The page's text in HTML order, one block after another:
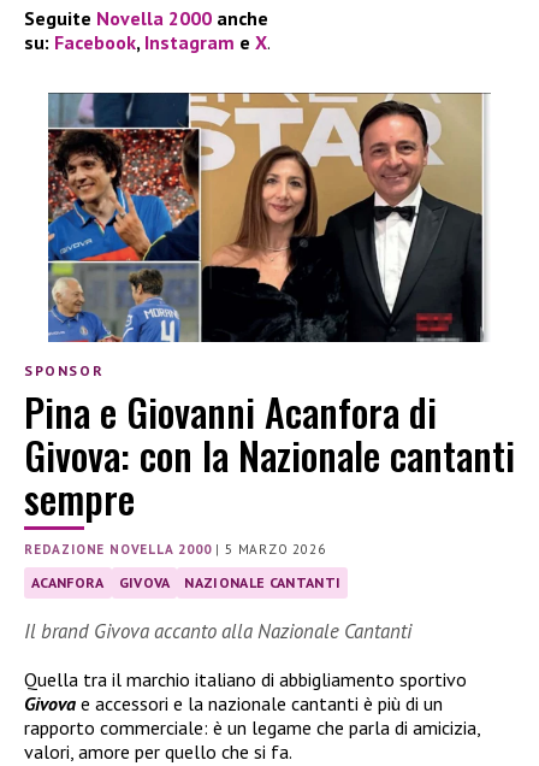
Seguite Novella 2000 anche
su: Facebook, Instagram e X.
SPONSOR
Pina e Giovanni Acanfora di
Givova: con la Nazionale cantanti
sempre
REDAZIONE NOVELLA 2000|5 MARZO 2026
ACANFORA GIVOVA NAZIONALE CANTANTI
Il brand Givova accanto alla Nazionale Cantanti
Quella tra il marchio italiano di abbigliamento sportivo
Givova e accessori e la nazionale cantanti è più di un
rapporto commerciale: è un legame che parla di amicizia,
valori, amore per quello che si fa.